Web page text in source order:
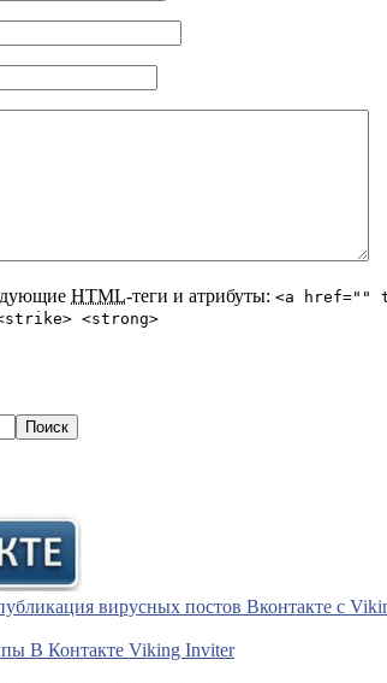
HTML-теги и атрибуты: <a href=""
<strong>
вирусных постов Вконтакте с
В Контакте Viking Inviter